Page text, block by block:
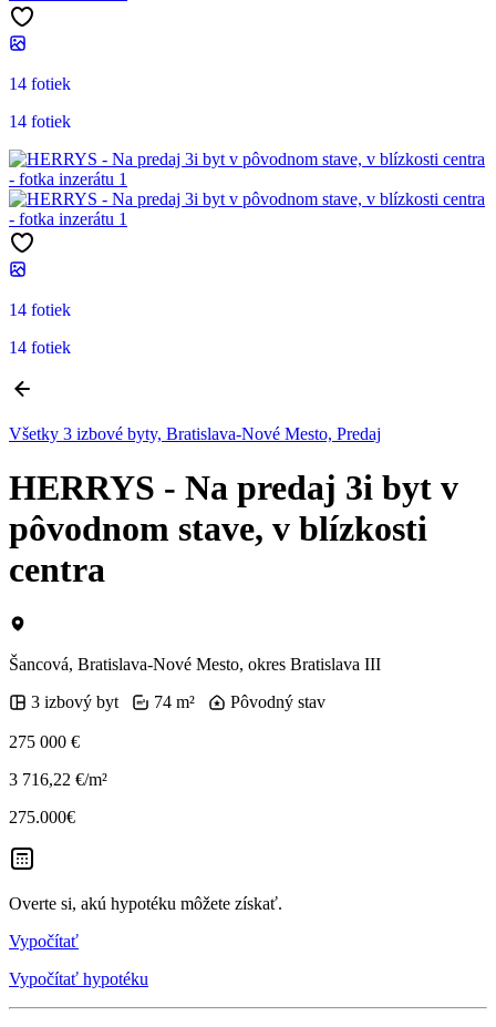
14 fotiek
14 fotiek
14 fotiek
14 fotiek
Všetky 3 izbové byty, Bratislava-Nové Mesto, Predaj
HERRYS - Na predaj 3i byt v
pôvodnom stave, v blízkosti
centra
Šancová, Bratislava-Nové Mesto, okres Bratislava III
3 izbový byt
74 m² Pôvodný stav
275 000 €
3 716,22 €/m²
275.000€
Overte si, akú hypotéku môžete získať.
Vypočítať
Vypočítať hypotéku